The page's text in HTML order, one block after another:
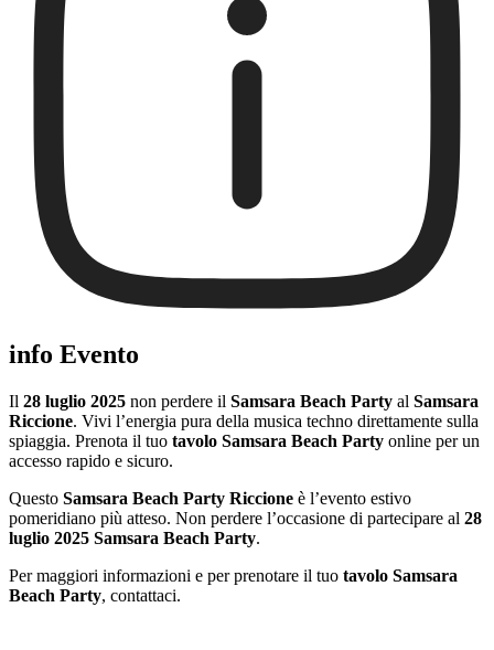
info Evento
Il 28 luglio 2025 non perdere il Samsara Beach Party al Samsara
Riccione. Vivi l’energia pura della musica techno direttamente sulla
spiaggia. Prenota il tuo tavolo Samsara Beach Party online per un
accesso rapido e sicuro.
Questo Samsara Beach Party Riccione è l’evento estivo
pomeridiano più atteso. Non perdere l’occasione di partecipare al 28
luglio 2025 Samsara Beach Party.
Per maggiori informazioni e per prenotare il tuo tavolo Samsara
Beach Party, contattaci.